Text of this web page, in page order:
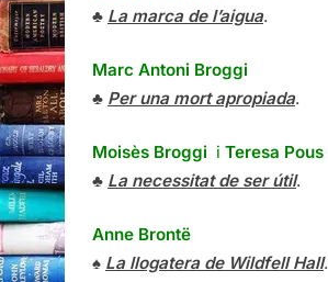
♣ La marca de l’aigua.
Marc Antoni Broggi
♣ Per una mort apropiada.
Moisès Broggi i Teresa Pous
♣ La necessitat de ser útil.
Anne Brontë
♠ La llogatera de Wildfell Hall.